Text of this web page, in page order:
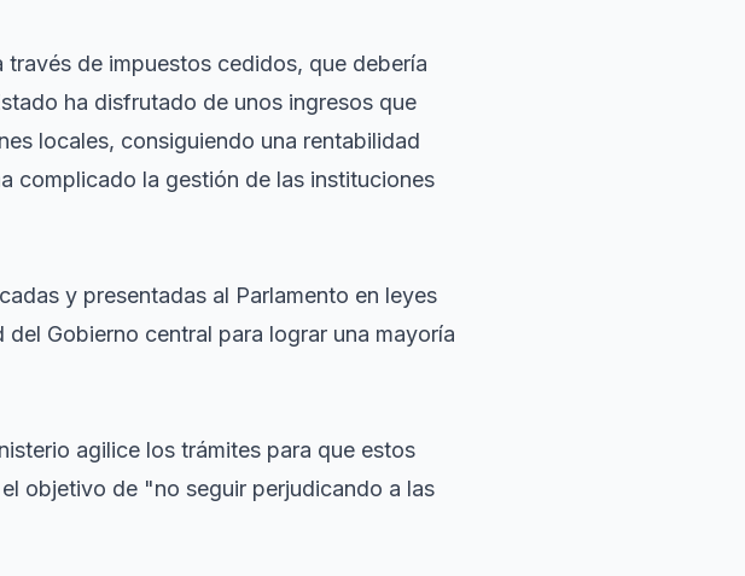
de impuestos cedidos, que debería
ha disfrutado de unos ingresos que
locales, consiguiendo una rentabilidad
complicado la gestión de las instituciones
y presentadas al Parlamento en leyes
Gobierno central para lograr una mayoría
agilice los trámites para que estos
objetivo de "no seguir perjudicando a las